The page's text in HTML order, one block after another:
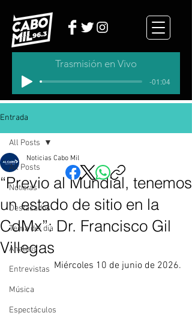
Trasmisión en Vivo
-01:04
Entrada
All Posts
Noticias
Destacados
Tema del dia
Analisis
Entrevistas
Música
Espectáculos
All Posts
“Previo al Mundial, tenemos
un estado de sitio en la
CdMx”: Dr. Francisco Gil
Villegas
Noticias Cabo Mil
Miércoles 10 de junio de 2026.